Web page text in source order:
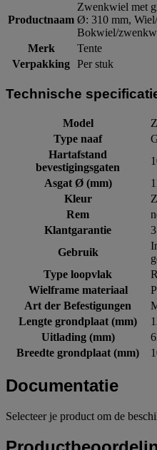
Productnaam
Zwenkwiel met
Ø: 310 mm,
Bokwiel/
Merk
Tente
Verpakking Per stuk
Technische
Model
Type naaf
Hartafstand
bevestigingsgaten
Asgat Ø (mm)
Kleur
Rem
Klantgarantie
Gebruik
Type loopvlak
Wielframe materiaal
Art der Befestigungen
Lengte grondplaat (mm)
Uitlading (mm)
Breedte grondplaat (mm)
Documentatie
Selecteer je product om de